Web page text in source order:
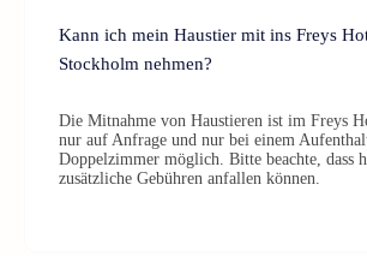
Kann ich mein Haustier mit ins Freys
Stockholm nehmen?
Die Mitnahme von Haustieren ist im Freys
nur auf Anfrage und nur bei einem
Doppelzimmer möglich. Bitte beachte, dass
zusätzliche Gebühren anfallen können.